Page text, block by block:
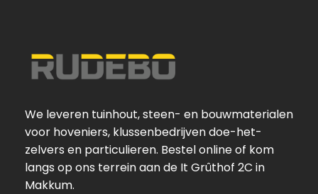
We leveren tuinhout, steen- en bouwmaterialen
voor hoveniers, klussenbedrijven doe-het-
zelvers en particulieren. Bestel online of kom
langs op ons terrein aan de It Grûthof 2C in
Makkum.